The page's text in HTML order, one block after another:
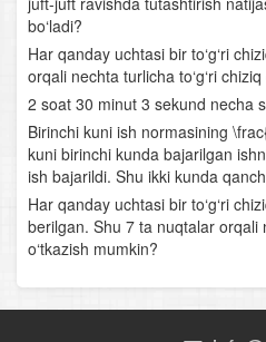
Boshlang‘ich funksiyani topish
Aniq integral
Egri chiziqli trapetsiyaning
Boshlang‘ich tushunchalar
Trigonometriyaning asosiy
Qo‘shish formulalari
bo‘ladi?
Har qanday uchtasi bir to‘g‘ri
orqali nechta turlicha to‘g‘ri
2 soat 30 minut 3 sekund necha
Birinchi kuni ish normasining
kuni birinchi kunda bajarilgan
ish bajarildi. Shu ikki kunda
Har qanday uchtasi bir to‘g‘ri
berilgan. Shu 7 ta nuqtalar orqali
o‘tkazish mumkin?